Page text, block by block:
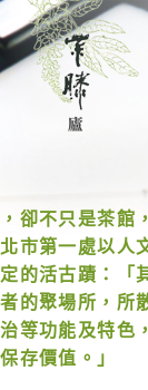
卻不只是茶館
市第一處以人
的活古蹟：「
的聚場所，所
等功能及特色
存價值。」